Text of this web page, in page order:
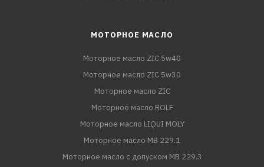
МОТОРНОЕ МАСЛО
Моторное масло ZIC 5w40
Моторное масло ZIC 5w30
Моторное масло ZIC
Моторное масло ROLF
Моторное масло LIQUI MOLY
Моторное масло MB 229.1
Моторное масло с допуском MB 229.3